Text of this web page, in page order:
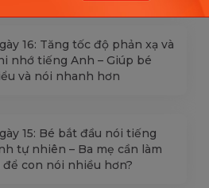
16: Tăng tốc độ phản xạ và
nhớ tiếng Anh – Giúp bé
và nói nhanh hơn
15: Bé bắt đầu nói tiếng
tự nhiên – Ba mẹ cần làm
để con nói nhiều hơn?